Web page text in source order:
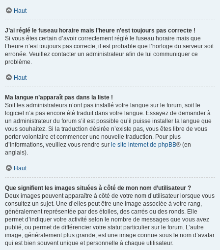
Haut
J’ai réglé le fuseau horaire mais l’heure n’est toujours pas correcte !
Si vous êtes certain d’avoir correctement réglé le fuseau horaire mais que
l’heure n’est toujours pas correcte, il est probable que l’horloge du serveur soit
erronée. Veuillez contacter un administrateur afin de lui communiquer ce
problème.
Haut
Ma langue n’apparaît pas dans la liste !
Soit les administrateurs n’ont pas installé votre langue sur le forum, soit le
logiciel n’a pas encore été traduit dans votre langue. Essayez de demander à
un administrateur du forum s’il est possible qu’il puisse installer la langue que
vous souhaitez. Si la traduction désirée n’existe pas, vous êtes libre de vous
porter volontaire et commencer une nouvelle traduction. Pour plus
d’informations, veuillez vous rendre sur le site internet de phpBB® (en
anglais).
Haut
Que signifient les images situées à côté de mon nom d’utilisateur ?
Deux images peuvent apparaître à côté de votre nom d’utilisateur lorsque vous
consultez un sujet. Une d’elles peut être une image associée à votre rang,
généralement représentée par des étoiles, des carrés ou des ronds. Elle
permet d’indiquer votre activité selon le nombre de messages que vous avez
publié, ou permet de différencier votre statut particulier sur le forum. L’autre
image, généralement plus grande, est une image connue sous le nom d’avatar
qui est bien souvent unique et personnelle à chaque utilisateur.